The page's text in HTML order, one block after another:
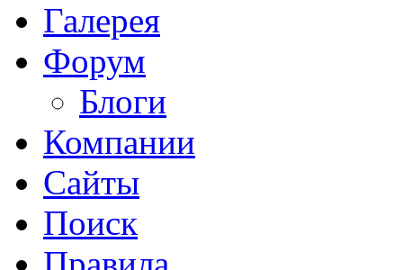
Галерея
Форум
Блоги
Компании
Сайты
Поиск